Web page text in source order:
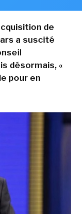
de
a suscité
désormais, «
pour en